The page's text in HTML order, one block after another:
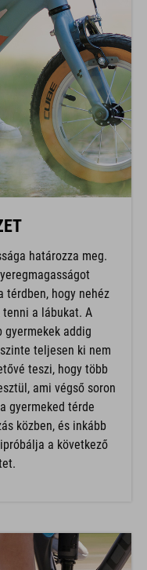
határozza meg.
térdben, hogy nehéz
a lábukat. A
addig
teljesen ki nem
teszi, hogy több
ami végső soron
gyermeked térde
közben, és inkább
a következő